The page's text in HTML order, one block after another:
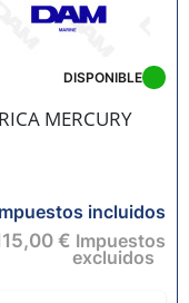
MERCURY
DISPONIBLE
incluidos
€ Impuestos
excluidos